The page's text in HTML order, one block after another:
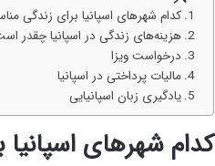
کدام شهرهای اسپانیا برای زندگی
هزینه‌های زندگی در اسپانیا چقدر
درخواست ویزا
مالیات پرداختی در اسپانیا
یادگیری زبان اسپانیایی
کدام شهرهای